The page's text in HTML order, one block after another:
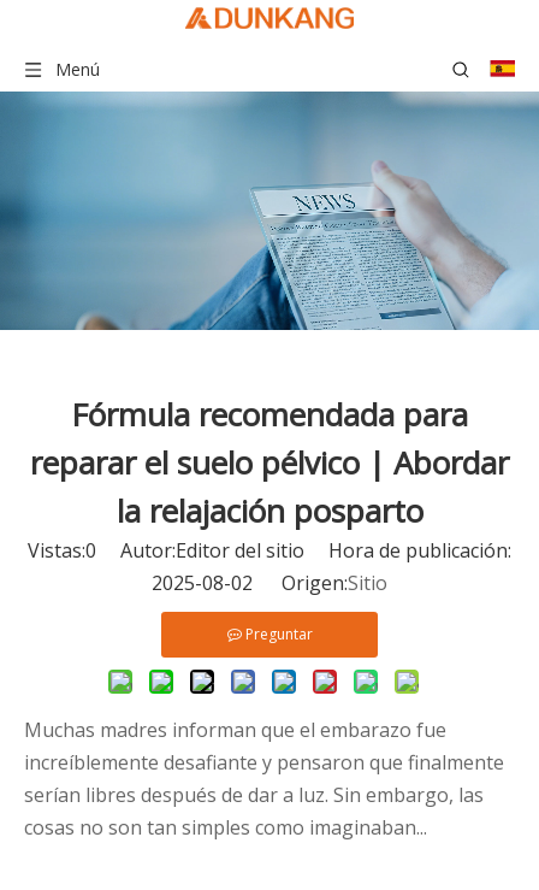
Menú
Fórmula recomendada para
reparar el suelo pélvico | Abordar
la relajación posparto
Vistas:0 Autor:Editor del sitio Hora de publicación:
2025-08-02 Origen:Sitio
Preguntar
Muchas madres informan que el embarazo fue
increíblemente desafiante y pensaron que finalmente
serían libres después de dar a luz. Sin embargo, las
cosas no son tan simples como imaginaban...